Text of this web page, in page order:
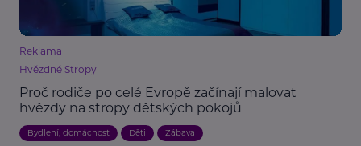
Reklama
Hvězdné Stropy
Proč rodiče po celé Evropě začínají malovat
hvězdy na stropy dětských pokojů
Bydlení, domácnost Děti Zábava